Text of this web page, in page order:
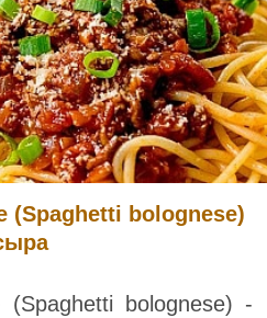
(Spaghetti bolognese)
(Spaghetti bolognese) -